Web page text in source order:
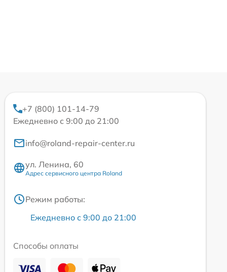
+7 (800) 101-14-79
Ежедневно с 9:00 до 21:00
info@roland-repair-center.ru
ул. Ленина, 60
Адрес сервисного центра Roland
Режим работы:
Ежедневно с 9:00 до 21:00
Способы оплаты